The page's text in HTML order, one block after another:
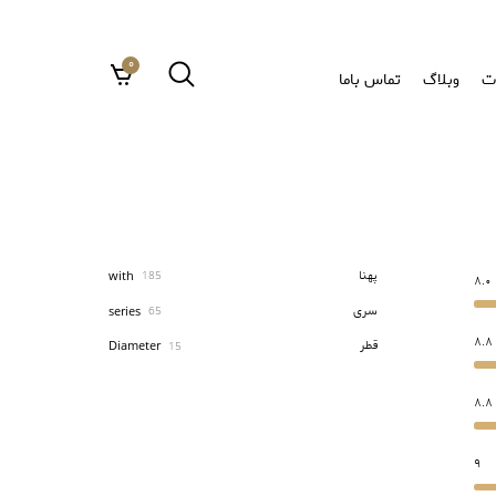
وبلاگ تماس باما
0
8.0
8.8
8.8
9
پهنا with 185
سری series 65
قطر Diameter 15